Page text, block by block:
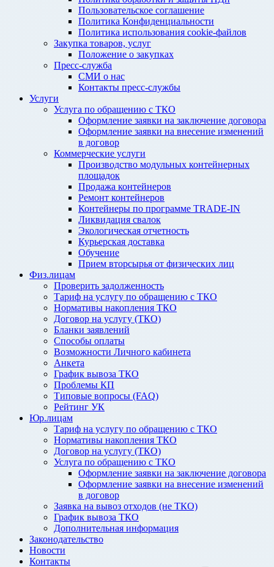
Пользовательское соглашение
Политика Конфиденциальности
Политика использования cookie-файлов
Закупка товаров, услуг
Положение о закупках
Пресс-служба
СМИ о нас
Контакты пресс-службы
Услуги
Услуга по обращению с ТКО
Оформление заявки на заключение договора
Оформление заявки на внесение изменений
в договор
Коммерческие услуги
Производство модульных контейнерных
площадок
Продажа контейнеров
Ремонт контейнеров
Контейнеры по программе TRADE-IN
Ликвидация свалок
Экологическая отчетность
Курьерская доставка
Обучение
Прием вторсырья от физических лиц
Физ.лицам
Проверить задолженность
Тариф на услугу по обращению с ТКО
Нормативы накопления ТКО
Договор на услугу (ТКО)
Бланки заявлений
Способы оплаты
Возможности Личного кабинета
Анкета
График вывоза ТКО
Проблемы КП
Типовые вопросы (FAQ)
Рейтинг УК
Юр.лицам
Тариф на услугу по обращению с ТКО
Нормативы накопления ТКО
Договор на услугу (ТКО)
Услуга по обращению с ТКО
Оформление заявки на заключение договора
Оформление заявки на внесение изменений
в договор
Заявка на вывоз отходов (не ТКО)
График вывоза ТКО
Дополнительная информация
Законодательство
Новости
Контакты